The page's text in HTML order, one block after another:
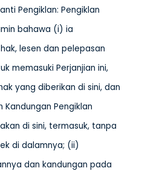
Pengiklan: Pengiklan
bahawa (i) ia
lesen dan pelepasan
memasuki Perjanjian ini,
yang diberikan di sini, dan
Pengiklan
di sini, termasuk, tanpa
di dalamnya; (ii)
dan kandungan pada